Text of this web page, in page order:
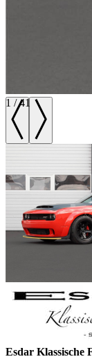
1 /41
Esdar Klassische